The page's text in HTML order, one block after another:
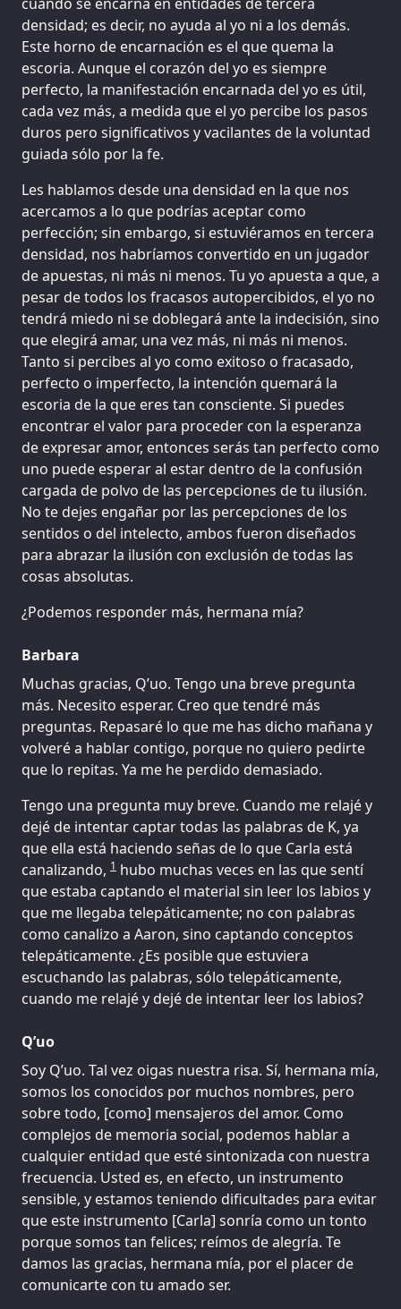
densidad; es decir, no ayuda al yo ni a los demás.
Este horno de encarnación es el que quema la
escoria. Aunque el corazón del yo es siempre
perfecto, la manifestación encarnada del yo es útil,
cada vez más, a medida que el yo percibe los pasos
duros pero significativos y vacilantes de la voluntad
guiada sólo por la fe.
Les hablamos desde una densidad en la que nos
acercamos a lo que podrías aceptar como
perfección; sin embargo, si estuviéramos en tercera
densidad, nos habríamos convertido en un jugador
de apuestas, ni más ni menos. Tu yo apuesta a que, a
pesar de todos los fracasos autopercibidos, el yo no
tendrá miedo ni se doblegará ante la indecisión, sino
que elegirá amar, una vez más, ni más ni menos.
Tanto si percibes al yo como exitoso o fracasado,
perfecto o imperfecto, la intención quemará la
escoria de la que eres tan consciente. Si puedes
encontrar el valor para proceder con la esperanza
de expresar amor, entonces serás tan perfecto como
uno puede esperar al estar dentro de la confusión
cargada de polvo de las percepciones de tu ilusión.
No te dejes engañar por las percepciones de los
sentidos o del intelecto, ambos fueron diseñados
para abrazar la ilusión con exclusión de todas las
cosas absolutas.
¿Podemos responder más, hermana mía?
Barbara
Muchas gracias, Q’uo. Tengo una breve pregunta
más. Necesito esperar. Creo que tendré más
preguntas. Repasaré lo que me has dicho mañana y
volveré a hablar contigo, porque no quiero pedirte
que lo repitas. Ya me he perdido demasiado.
Tengo una pregunta muy breve. Cuando me relajé y
dejé de intentar captar todas las palabras de K, ya
que ella está haciendo señas de lo que Carla está
canalizando, 1 hubo muchas veces en las que sentí
que estaba captando el material sin leer los labios y
que me llegaba telepáticamente; no con palabras
como canalizo a Aaron, sino captando conceptos
telepáticamente. ¿Es posible que estuviera
escuchando las palabras, sólo telepáticamente,
cuando me relajé y dejé de intentar leer los labios?
Q’uo
Soy Q’uo. Tal vez oigas nuestra risa. Sí, hermana mía,
somos los conocidos por muchos nombres, pero
sobre todo, [como] mensajeros del amor. Como
complejos de memoria social, podemos hablar a
cualquier entidad que esté sintonizada con nuestra
frecuencia. Usted es, en efecto, un instrumento
sensible, y estamos teniendo dificultades para evitar
que este instrumento [Carla] sonría como un tonto
porque somos tan felices; reímos de alegría. Te
damos las gracias, hermana mía, por el placer de
comunicarte con tu amado ser.